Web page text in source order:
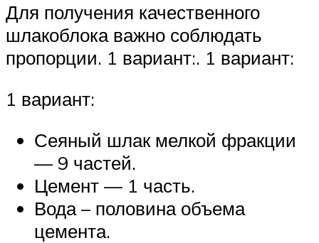
Для получения качественного
шлакоблока важно соблюдать
пропорции. 1 вариант:. 1 вариант:
1 вариант:
Сеяный шлак мелкой фракции
— 9 частей.
Цемент — 1 часть.
Вода – половина объема
цемента.